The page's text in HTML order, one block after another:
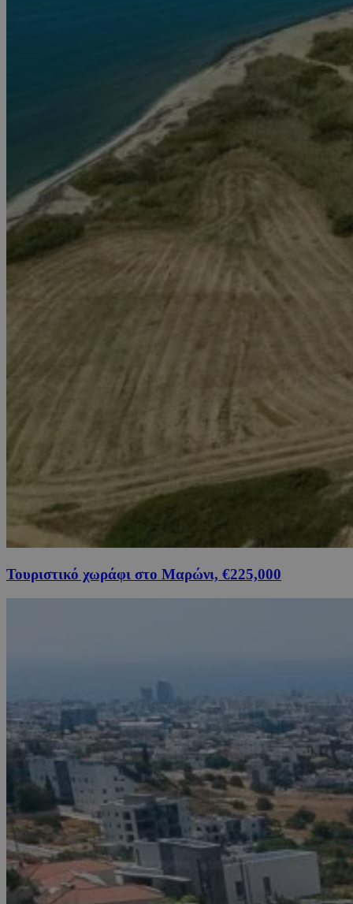
Τουριστικό χωράφι στο Μαρώνι, €225,000